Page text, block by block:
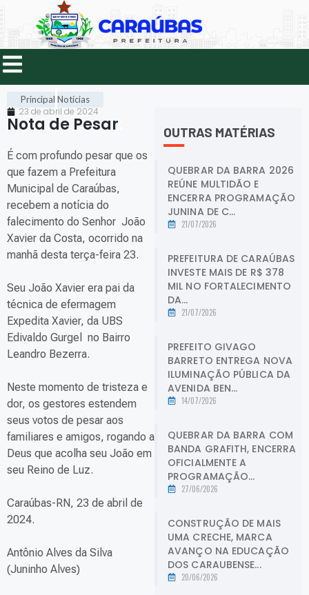
Principal Notícias
23 de abril de 2024
Nota de Pesar
É com profundo pesar que os
que fazem a Prefeitura
Municipal de Caraúbas,
recebem a notícia do
falecimento do Senhor João
Xavier da Costa, ocorrido na
manhã desta terça-feira 23.
Seu João Xavier era pai da
técnica de efermagem
Expedita Xavier, da UBS
Edivaldo Gurgel no Bairro
Leandro Bezerra.
Neste momento de tristeza e
dor, os gestores estendem
seus votos de pesar aos
familiares e amigos, rogando a
Deus que acolha seu João em
seu Reino de Luz.
Caraúbas-RN, 23 de abril de
2024.
Antônio Alves da Silva
(Juninho Alves)
OUTRAS MATÉRIAS
QUEBRAR DA BARRA 2026
REÚNE MULTIDÃO E
ENCERRA PROGRAMAÇÃO
JUNINA DE C...
21/07/2026
PREFEITURA DE CARAÚBAS
INVESTE MAIS DE R$ 378
MIL NO FORTALECIMENTO
DA...
21/07/2026
PREFEITO GIVAGO
BARRETO ENTREGA NOVA
ILUMINAÇÃO PÚBLICA DA
AVENIDA BEN...
14/07/2026
QUEBRAR DA BARRA COM
BANDA GRAFITH, ENCERRA
OFICIALMENTE A
PROGRAMAÇÃO...
27/06/2026
CONSTRUÇÃO DE MAIS
UMA CRECHE, MARCA
AVANÇO NA EDUCAÇÃO
DOS CARAUBENSE...
20/06/2026